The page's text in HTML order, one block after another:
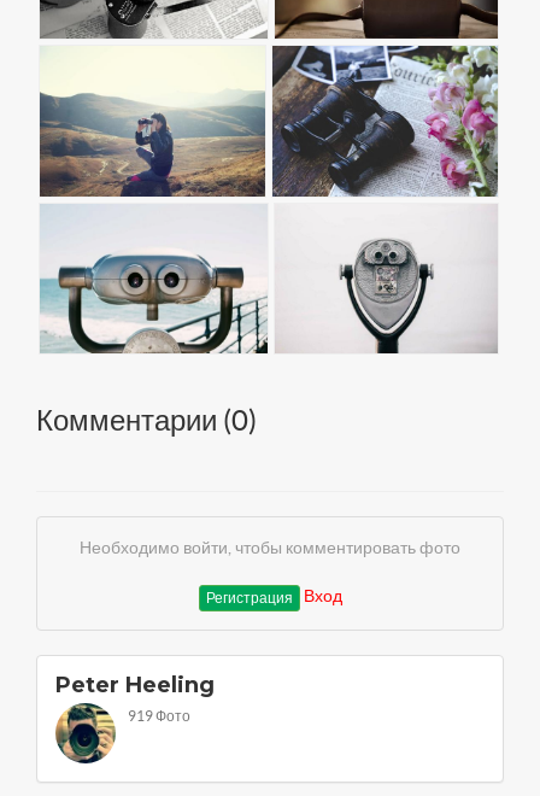
Комментарии (0)
Необходимо войти, чтобы комментировать фото
Регистрация Вход
Peter Heeling
919 Фото